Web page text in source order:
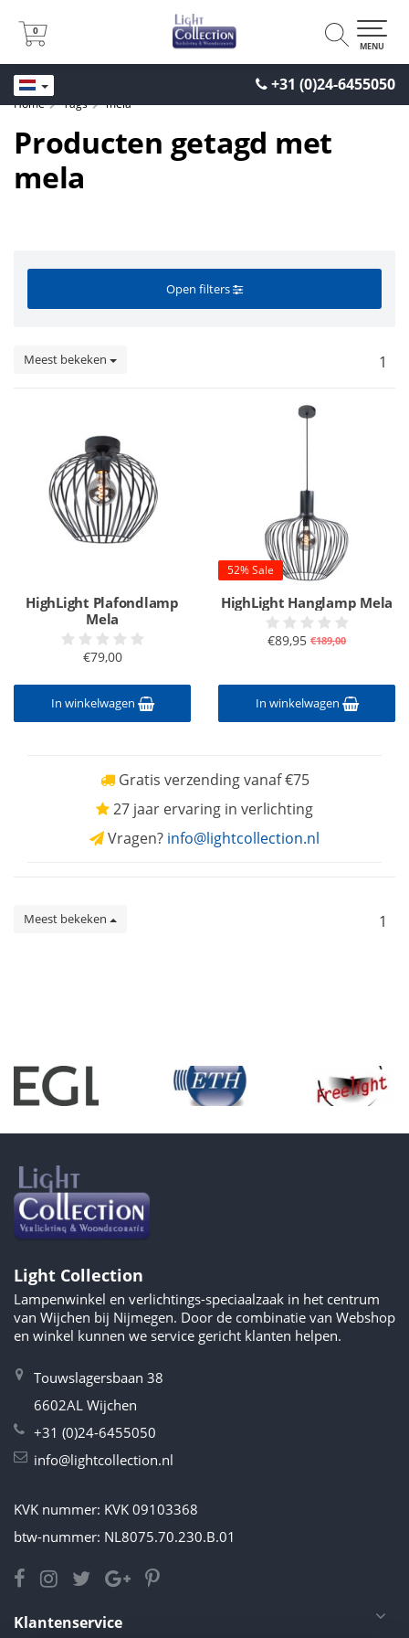
+31 (0)24-6455050
0
0
MENU
Home Tags mela
Producten getagd met
mela
Open filters
Meest bekeken 1
HighLight Plafondlamp
Mela
€79,00
In winkelwagen
52% Sale
HighLight Hanglamp Mela
€89,95 €189,00
In winkelwagen
Gratis verzending vanaf €75
27 jaar ervaring in verlichting
Vragen? info@lightcollection.nl
Meest bekeken 1
Light Collection
Lampenwinkel en verlichtings-speciaalzaak in het centrum
van Wijchen bij Nijmegen. Door de combinatie van Webshop
en winkel kunnen we service gericht klanten helpen.
Touwslagersbaan 38
6602AL Wijchen
+31 (0)24-6455050
info@lightcollection.nl
KVK nummer: KVK 09103368
btw-nummer: NL8075.70.230.B.01
Klantenservice